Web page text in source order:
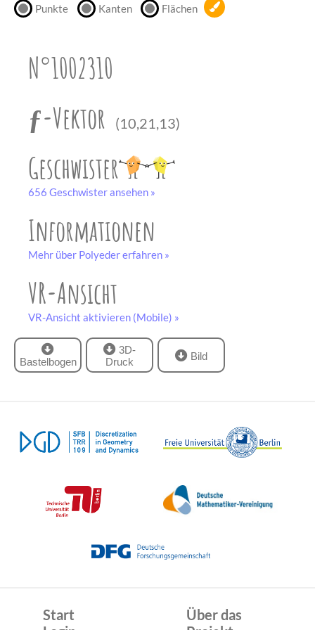
Punkte Kanten Flächen
N°1002310
ƒ-Vektor
(10,21,13)
Geschwister
656 Geschwister ansehen »
Informationen
Mehr über Polyeder erfahren »
VR-Ansicht
VR-Ansicht aktivieren (Mobile) »
Bastelbogen
Bastelbogen
3D-
Druck
unserem
Bild
Start
Über das